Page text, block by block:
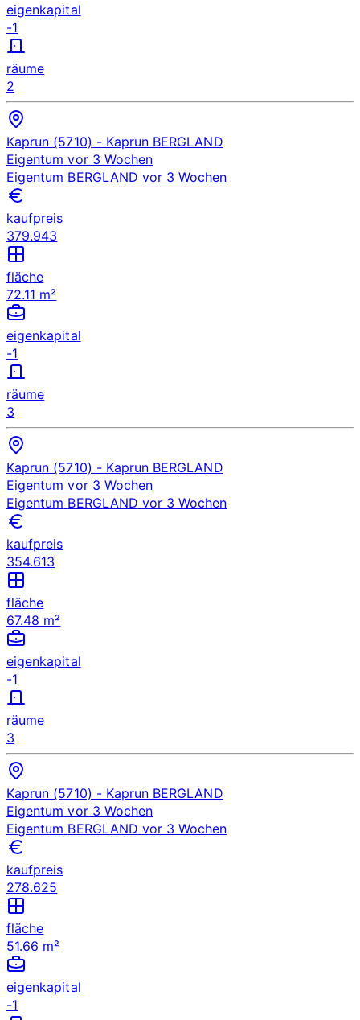
eigenkapital
-1
räume
2
Kaprun (5710) - Kaprun BERGLAND
Eigentum vor 3 Wochen
Eigentum BERGLAND vor 3 Wochen
kaufpreis
379.943
fläche
72.11 m²
eigenkapital
-1
räume
3
Kaprun (5710) - Kaprun BERGLAND
Eigentum vor 3 Wochen
Eigentum BERGLAND vor 3 Wochen
kaufpreis
354.613
fläche
67.48 m²
eigenkapital
-1
räume
3
Kaprun (5710) - Kaprun BERGLAND
Eigentum vor 3 Wochen
Eigentum BERGLAND vor 3 Wochen
kaufpreis
278.625
fläche
51.66 m²
eigenkapital
-1